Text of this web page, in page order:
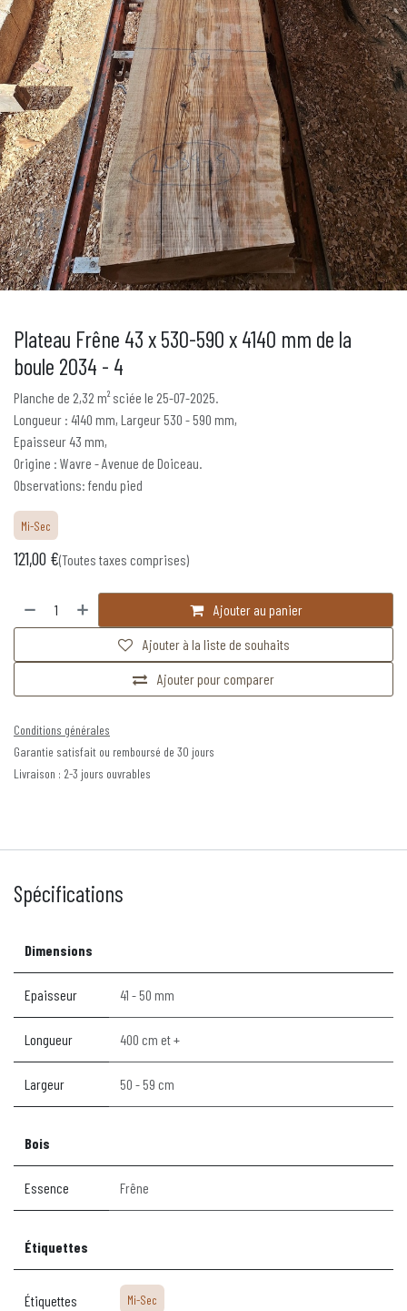
Plateau Frêne 43 x 530-590 x 4140 mm de la
boule 2034 - 4
Planche de 2,32 m² sciée le 25-07-2025.
Longueur : 4140 mm, Largeur 530 - 590 mm,
Epaisseur 43 mm,
Origine : Wavre - Avenue de Doiceau.
Observations: fendu pied
Mi-Sec
121,00 €(Toutes taxes comprises)
Ajouter au panier
Ajouter pour comparer
Ajouter à la liste de souhaits
Conditions générales
Garantie satisfait ou remboursé de 30 jours
Livraison : 2-3 jours ouvrables
Spécifications
Dimensions
Epaisseur 41 - 50 mm
Longueur 400 cm et +
Largeur 50 - 59 cm
Bois
Essence Frêne
Étiquettes
Étiquettes Mi-Sec